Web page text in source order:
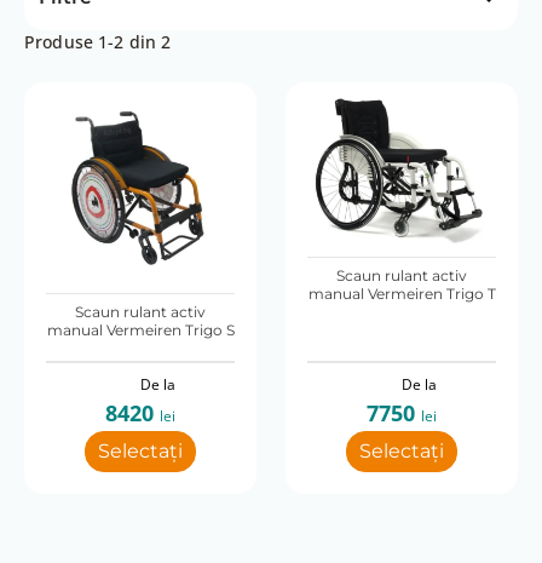
7750 lei
7750 lei
Produse 1-2 din 2
Scaun rulant activ
manual Vermeiren Trigo S
De la
8420 lei
Selectați
Scaun rulant activ
manual Vermeiren Trigo T
De la
7750 lei
Selectați